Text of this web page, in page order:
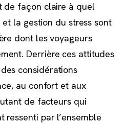
de façon claire à quel
la gestion du stress sont
dont les voyageurs
Derrière ces attitudes
considérations
au confort et aux
de facteurs qui
ressenti par l’ensemble